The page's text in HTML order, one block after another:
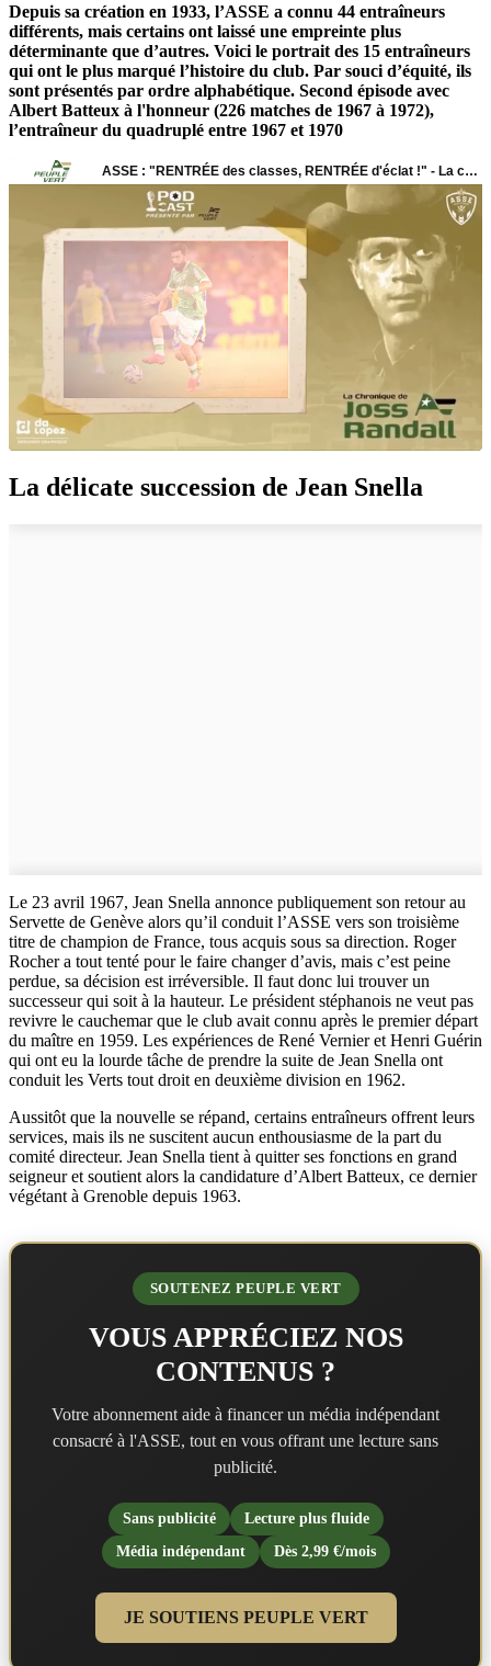
Depuis sa création en 1933, l’ASSE a connu 44 entraîneurs
différents, mais certains ont laissé une empreinte plus
déterminante que d’autres. Voici le portrait des 15 entraîneurs
qui ont le plus marqué l’histoire du club. Par souci d’équité, ils
sont présentés par ordre alphabétique. Second épisode avec
Albert Batteux à l'honneur (226 matches de 1967 à 1972),
l’entraîneur du quadruplé entre 1967 et 1970
La délicate succession de Jean Snella
Le 23 avril 1967, Jean Snella annonce publiquement son retour au
Servette de Genève alors qu’il conduit l’ASSE vers son troisième
titre de champion de France, tous acquis sous sa direction. Roger
Rocher a tout tenté pour le faire changer d’avis, mais c’est peine
perdue, sa décision est irréversible. Il faut donc lui trouver un
successeur qui soit à la hauteur. Le président stéphanois ne veut pas
revivre le cauchemar que le club avait connu après le premier départ
du maître en 1959. Les expériences de René Vernier et Henri Guérin
qui ont eu la lourde tâche de prendre la suite de Jean Snella ont
conduit les Verts tout droit en deuxième division en 1962.
Aussitôt que la nouvelle se répand, certains entraîneurs offrent leurs
services, mais ils ne suscitent aucun enthousiasme de la part du
comité directeur. Jean Snella tient à quitter ses fonctions en grand
seigneur et soutient alors la candidature d’Albert Batteux, ce dernier
végétant à Grenoble depuis 1963.
SOUTENEZ PEUPLE VERT
VOUS APPRÉCIEZ NOS
CONTENUS ?
Votre abonnement aide à financer un média indépendant
consacré à l'ASSE, tout en vous offrant une lecture sans
publicité.
Sans publicité
Lecture plus fluide
Média indépendant
Dès 2,99 €/mois
JE SOUTIENS PEUPLE VERT